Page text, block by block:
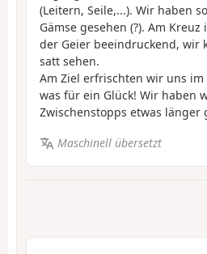
(Leitern, Seile,...). Wir haben
Gämse gesehen (?). Am
der Geier beeindruckend, wir
satt sehen.
Am Ziel erfrischten wir uns im
was für ein Glück! Wir haben
Zwischenstopps etwas länger
Maschinell übersetzt